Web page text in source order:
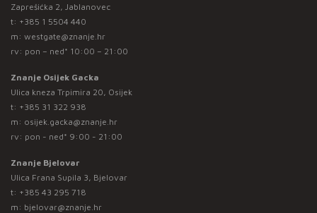
Zaprešićka 2, Jablanovec
t: +385 1 5504 440
m: westgate@znanje.hr
rv: pon – ned* 10:00 – 21:00
Znanje Osijek Gacka
Ulica kneza Trpimira 20, Osijek
t: +385 31 322 938
m: osijek.gacka@znanje.hr
rv: pon - ned* 9:00 - 21:00
Znanje Bjelovar
Ulica Frana Supila 3, Bjelovar
t: +385 43 295 718
m: bjelovar@znanje.hr